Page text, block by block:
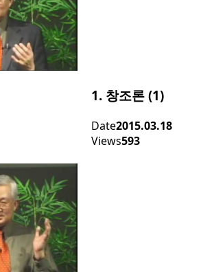
1. 창조론 (1)
Date2015.03.18
Views593